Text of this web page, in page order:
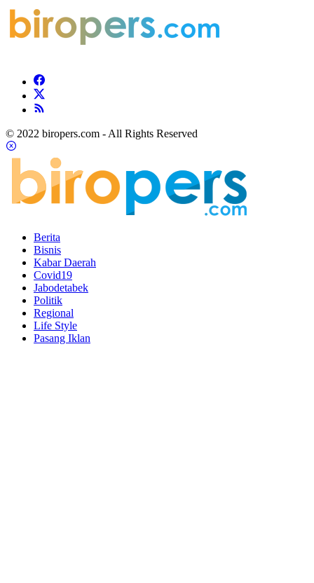
© 2022 biropers.com - All Rights Reserved
Berita
Bisnis
Kabar Daerah
Covid19
Jabodetabek
Politik
Regional
Life Style
Pasang Iklan